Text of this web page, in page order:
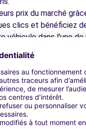
prix du marché
clics et bénéficiez
véhicule dans l'une
pour faciliter le
intuitive vous
répondre à toutes